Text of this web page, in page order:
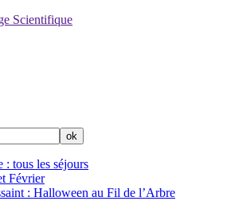
Scientifique
tous les séjours
Février
: Halloween au Fil de l’Arbre